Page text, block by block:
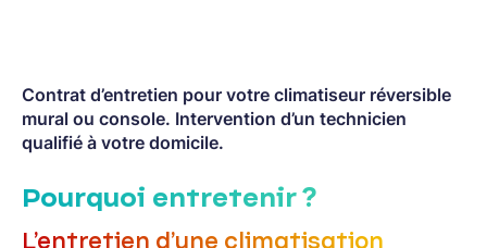
Contrat d’entretien pour votre climatiseur réversible
mural ou console. Intervention d’un technicien
qualifié à votre domicile.
Pourquoi entretenir ?
L’entretien d’une climatisation